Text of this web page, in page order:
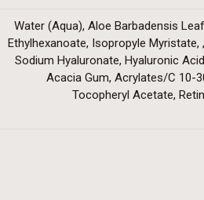
Water (Aqua), Aloe Barbadensis
Ethylhexanoate, Isopropyle
Sodium Hyaluronate, Hyaluronic
Acacia Gum, Acrylates/C 10-
Tocopheryl Acetate,